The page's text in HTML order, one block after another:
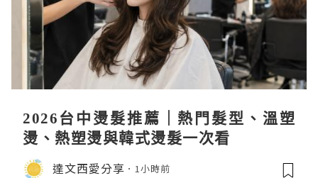
2026台中燙髮推薦｜熱門髮型、溫塑
燙、熱塑燙與韓式燙髮一次看
達文西愛分享 1小時前